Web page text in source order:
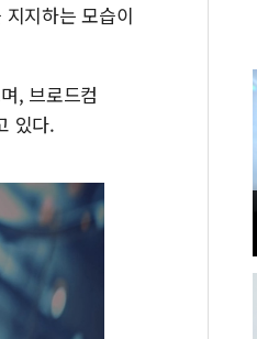
지하는 모습이
, 브로드컴
있다.